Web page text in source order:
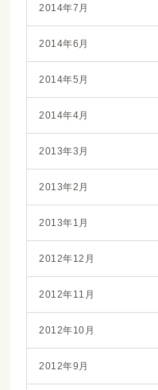
2014年7月
2014年6月
2014年5月
2014年4月
2013年3月
2013年2月
2013年1月
2012年12月
2012年11月
2012年10月
2012年9月